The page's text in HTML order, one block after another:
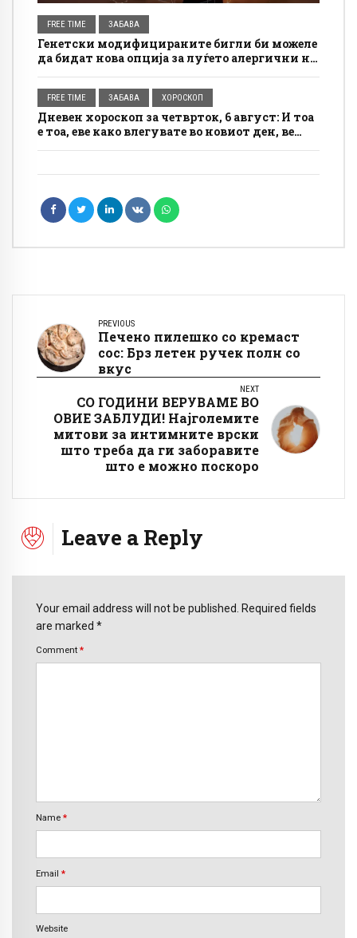
FREE TIME ЗАБАВА
Генетски модифицираните бигли би можеле
да бидат нова опција за луѓето алергични на
FREE TIME ЗАБАВА ХОРОСКОП
Дневен хороскоп за четврток, 6 август: И тоа
е тоа, еве како влегувате во новиот ден, ве
PREVIOUS
Печено пилешко со кремаст
сос: Брз летен ручек полн со
вкус
NEXT
СО ГОДИНИ ВЕРУВАМЕ ВО
ОВИЕ ЗАБЛУДИ! Најголемите
митови за интимните врски
што треба да ги заборавите
што е можно поскоро
Leave a Reply
Your email address will not be published. Required fields
are marked *
Comment *
Name *
Email *
Website